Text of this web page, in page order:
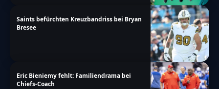
Saints befürchten Kreuzbandriss bei Bryan
Bresee
Eric Bieniemy fehlt: Familiendrama bei
Chiefs-Coach